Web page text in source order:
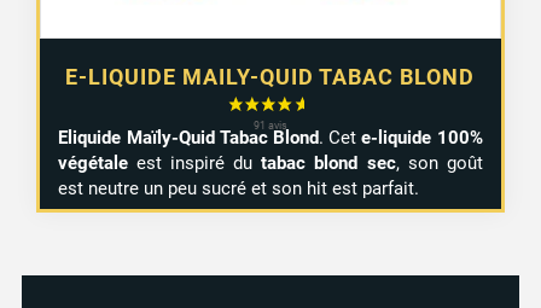
E-LIQUIDE MAILY-QUID TABAC BLOND
Eliquide Maïly-Quid Tabac Blond. Cete-liquide 100%
végétale est inspiré dutabac blond sec, son goût
est neutre un peu sucré et son hit est parfait.